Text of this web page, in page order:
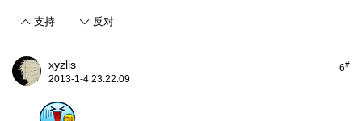
支持 反对
6#
xyzlis
2013-1-4 23:22:09